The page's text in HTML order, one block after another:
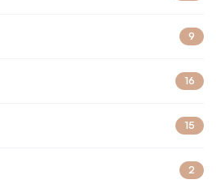
9
16
15
2